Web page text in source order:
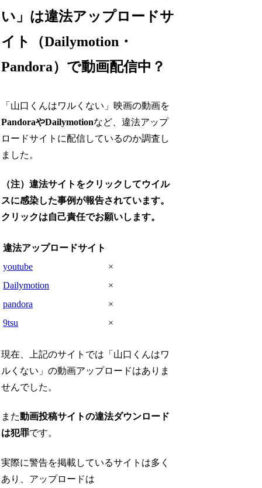
い」は違法アップロードサ
イト（Dailymotion・
Pandora）で動画配信中？
「山口くんはワルくない」映画の動画を
PandoraやDailymotionなど、違法アップ
ロードサイトに配信しているのか調査し
ました。
（注）違法サイトをクリックしてウイル
スに感染した事例が報告されています。
クリックは自己責任でお願いします。
違法アップロードサイト
youtube
×
Dailymotion
×
pandora
×
9tsu
×
現在、上記のサイトでは「山口くんはワ
ルくない」の動画アップロードはありま
せんでした。
また動画投稿サイトの違法ダウンロード
は犯罪です。
実際に警告を掲載しているサイトは多く
あり、アップロードは